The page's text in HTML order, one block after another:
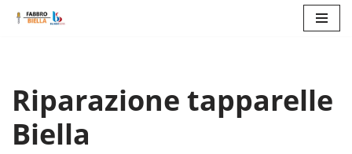
Riparazione tapparelle
Biella